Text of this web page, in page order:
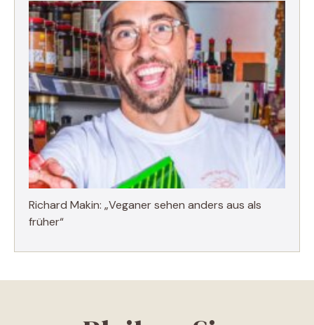
Richard Makin: „Veganer sehen anders aus als
früher“